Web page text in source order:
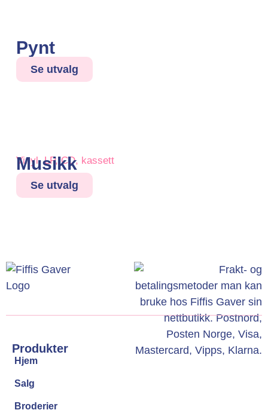
Pynt
Se utvalg
Vinyl, LP, CD, kassett
Musikk
Se utvalg
Produkter
Hjem
Salg
Broderier